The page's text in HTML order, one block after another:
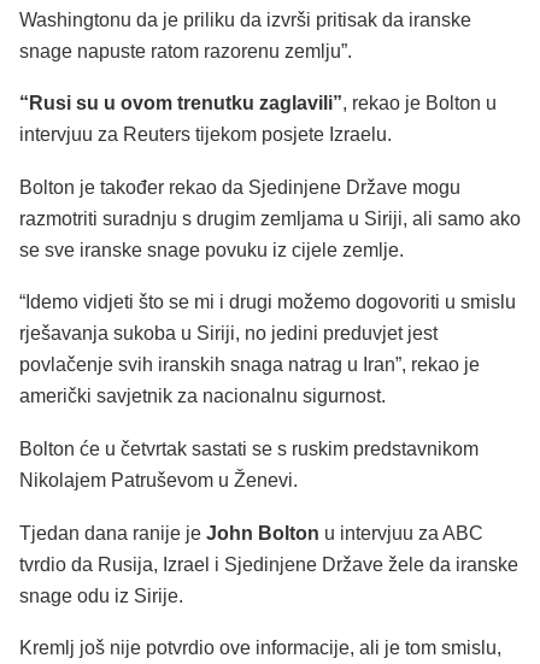
Washingtonu da je priliku da izvrši pritisak da iranske
snage napuste ratom razorenu zemlju”.
“Rusi su u ovom trenutku zaglavili”, rekao je Bolton u
intervjuu za Reuters tijekom posjete Izraelu.
Bolton je također rekao da Sjedinjene Države mogu
razmotriti suradnju s drugim zemljama u Siriji, ali samo ako
se sve iranske snage povuku iz cijele zemlje.
“Idemo vidjeti što se mi i drugi možemo dogovoriti u smislu
rješavanja sukoba u Siriji, no jedini preduvjet jest
povlačenje svih iranskih snaga natrag u Iran”, rekao je
američki savjetnik za nacionalnu sigurnost.
Bolton će u četvrtak sastati se s ruskim predstavnikom
Nikolajem Patruševom u Ženevi.
Tjedan dana ranije je John Bolton u intervjuu za ABC
tvrdio da Rusija, Izrael i Sjedinjene Države žele da iranske
snage odu iz Sirije.
Kremlj još nije potvrdio ove informacije, ali je tom smislu,